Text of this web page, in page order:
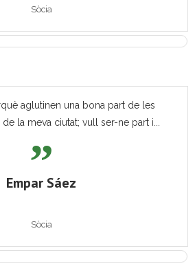
Sòcia
aglutinen una bona part de les
la meva ciutat; vull ser-ne part i...
Empar Sáez
Sòcia